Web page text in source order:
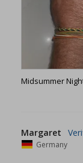
Midsummer
Margaret
Germany